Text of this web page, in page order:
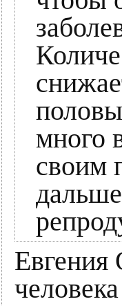
много
своим
Евгения